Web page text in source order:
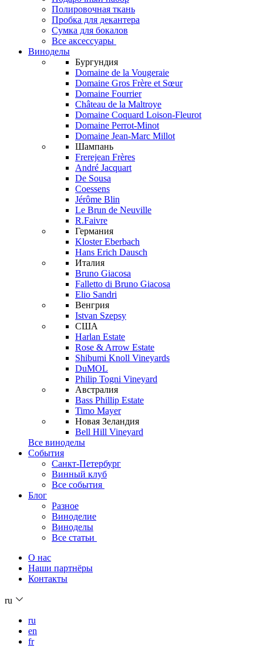
Полировочная ткань
Пробка для декантера
Сумка для бокалов
Все аксессуары
Виноделы
Бургундия
Domaine de la Vougeraie
Domaine Gros Frère et Sœur
Domaine Fourrier
Château de la Maltroye
Domaine Coquard Loison-Fleurot
Domaine Perrot-Minot
Domaine Jean-Marc Millot
Шампань
Frerejean Frères
André Jacquart
De Sousa
Coessens
Jérôme Blin
Le Brun de Neuville
R.Faivre
Германия
Kloster Eberbach
Hans Erich Dausch
Италия
Bruno Giacosa
Falletto di Bruno Giacosa
Elio Sandri
Венгрия
Istvan Szepsy
США
Harlan Estate
Rose & Arrow Estate
Shibumi Knoll Vineyards
DuMOL
Philip Togni Vineyard
Австралия
Bass Phillip Estate
Timo Mayer
Новая Зеландия
Bell Hill Vineyard
Все виноделы
События
Санкт-Петербург
Винный клуб
Все события
Блог
Разное
Виноделие
Виноделы
Все статьи
О нас
Наши партнёры
Контакты
ru
ru
en
fr